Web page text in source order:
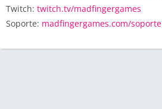
Twitch: twitch.tv/madfingergames
Soporte: madfingergames.com/soporte